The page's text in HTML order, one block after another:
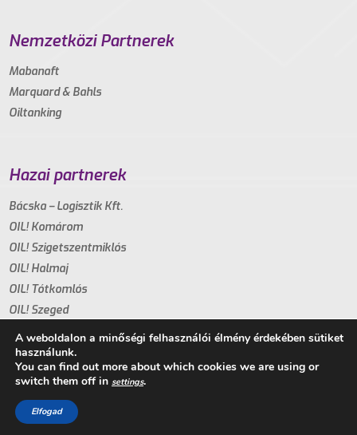
Nemzetközi Partnerek
Mabanaft
Marquard & Bahls
Oiltanking
Hazai partnerek
Bácska – Logisztik Kft.
OIL! Komárom
OIL! Szigetszentmiklós
OIL! Halmaj
OIL! Tótkomlós
OIL! Szeged
Copyright 2021. - Minden jog fenntartva
A weboldalon a minőségi felhasználói élmény érdekében sütiket
használunk.
You can find out more about which cookies we are using or
switch them off in settings.
Elfogad